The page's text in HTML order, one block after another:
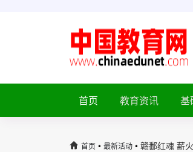
首页 教育资讯 基
首页 • 最新活动 • 赣鄱红魂 薪